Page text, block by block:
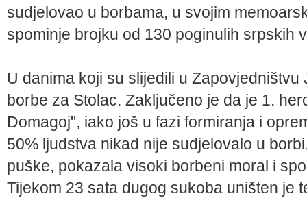
sudjelovao u borbama, u svojim
spominje brojku od 130 poginulih srpskih
U danima koji su slijedili u
borbe za Stolac. Zaključeno je da je 1.
Domagoj", iako još u fazi formiranja i
50% ljudstva nikad nije sudjelovalo u
puške, pokazala visoki borbeni moral i
Tijekom 23 sata dugog sukoba uništen je